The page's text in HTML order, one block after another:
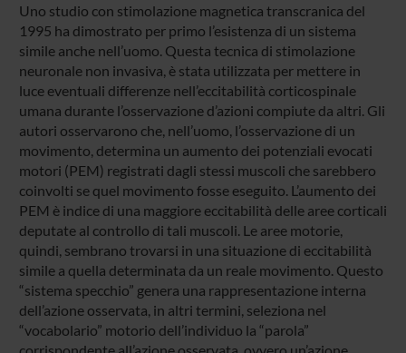
Uno studio con stimolazione magnetica transcranica del
1995 ha dimostrato per primo l’esistenza di un sistema
simile anche nell’uomo. Questa tecnica di stimolazione
neuronale non invasiva, è stata utilizzata per mettere in
luce eventuali differenze nell’eccitabilità corticospinale
umana durante l’osservazione d’azioni compiute da altri. Gli
autori osservarono che, nell’uomo, l’osservazione di un
movimento, determina un aumento dei potenziali evocati
motori (PEM) registrati dagli stessi muscoli che sarebbero
coinvolti se quel movimento fosse eseguito. L’aumento dei
PEM è indice di una maggiore eccitabilità delle aree corticali
deputate al controllo di tali muscoli. Le aree motorie,
quindi, sembrano trovarsi in una situazione di eccitabilità
simile a quella determinata da un reale movimento. Questo
“sistema specchio” genera una rappresentazione interna
dell’azione osservata, in altri termini, seleziona nel
“vocabolario” motorio dell’individuo la “parola”